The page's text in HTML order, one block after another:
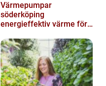
Värmepumpar
söderköping
energieffektiv värme för